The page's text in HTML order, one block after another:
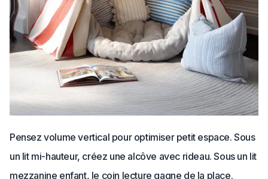
Pensez volume vertical pour optimiser petit espace. Sous
un lit mi-hauteur, créez une alcôve avec rideau. Sous un lit
mezzanine enfant, le coin lecture gagne de la place.